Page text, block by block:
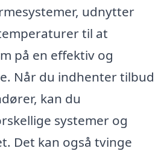
udnytter
til at
på en effektiv og
Når du indhenter tilbud
kan du
systemer og
Det kan også tvinge